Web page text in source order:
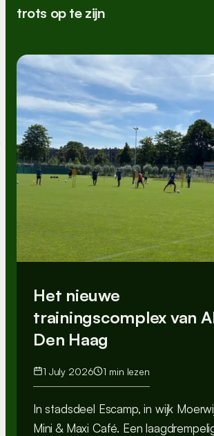
trots op te zijn
Het nieuwe
trainingscomplex van
Den Haag
1 July 2026 1 min lezen
In stadsdeel Escamp, in wijk
Mini & Maxi Café. Een